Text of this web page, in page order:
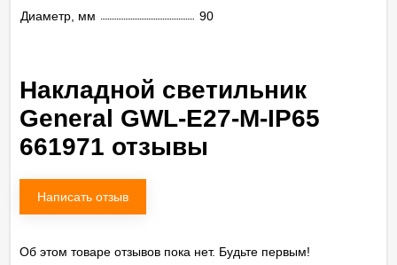
Диаметр, мм
90
Накладной светильник
General GWL-E27-M-IP65
661971 отзывы
Написать отзыв
Об этом товаре отзывов пока нет. Будьте первым!